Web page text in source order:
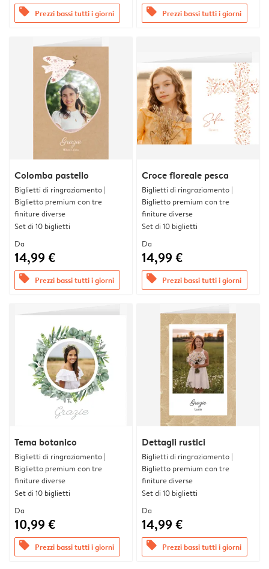
offers Prezzi bassi tutti i giorni offers Prezzi bassi tutti i giorni
Colomba pastello
Biglietti di ringraziamento |
Biglietto premium con tre
finiture diverse
Set di 10 biglietti
Da
14,99 €
offers Prezzi bassi tutti i giorni
Croce floreale pesca
Biglietti di ringraziamento |
Biglietto premium con tre
finiture diverse
Set di 10 biglietti
Da
14,99 €
offers Prezzi bassi tutti i giorni
Tema botanico
Biglietti di ringraziamento |
Biglietto premium con tre
finiture diverse
Set di 10 biglietti
Da
10,99 €
offers Prezzi bassi tutti i giorni
Dettagli rustici
Biglietti di ringraziamento |
Biglietto premium con tre
finiture diverse
Set di 10 biglietti
Da
14,99 €
offers Prezzi bassi tutti i giorni